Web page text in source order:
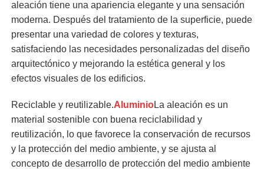
aleación tiene una apariencia elegante y una sensación
moderna. Después del tratamiento de la superficie, puede
presentar una variedad de colores y texturas,
satisfaciendo las necesidades personalizadas del diseño
arquitectónico y mejorando la estética general y los
efectos visuales de los edificios.
Reciclable y reutilizable.AluminioLa aleación es un
material sostenible con buena reciclabilidad y
reutilización, lo que favorece la conservación de recursos
y la protección del medio ambiente, y se ajusta al
concepto de desarrollo de protección del medio ambiente